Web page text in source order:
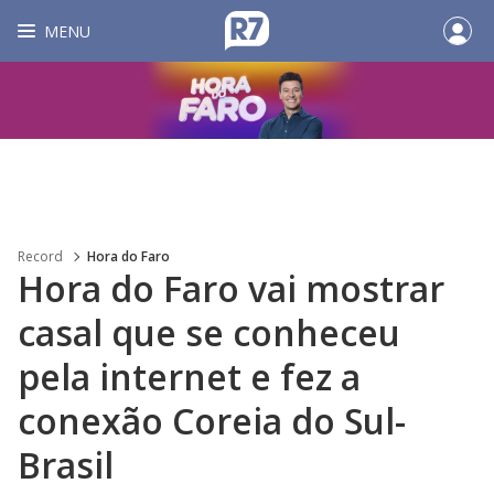
MENU
Record Hora do Faro
Hora do Faro vai mostrar
casal que se conheceu
pela internet e fez a
conexão Coreia do Sul-
Brasil